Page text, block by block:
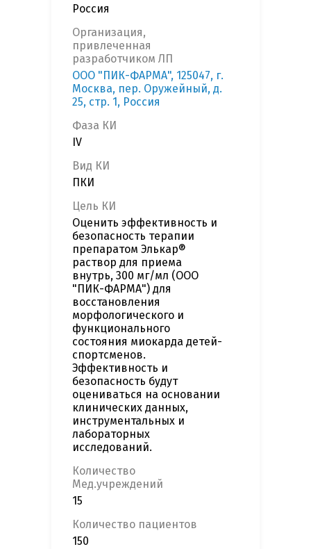
Россия
Организация,
привлеченная
разработчиком ЛП
ООО "ПИК-ФАРМА", 125047, г.
Москва, пер. Оружейный, д.
25, стр. 1, Россия
Фаза КИ
IV
Вид КИ
ПКИ
Цель КИ
Оценить эффективность и
безопасность терапии
препаратом Элькар®
раствор для приема
внутрь, 300 мг/мл (ООО
"ПИК-ФАРМА") для
восстановления
морфологического и
функционального
состояния миокарда детей-
спортсменов.
Эффективность и
безопасность будут
оцениваться на основании
клинических данных,
инструментальных и
лабораторных
исследований.
Количество
Мед.учреждений
15
Количество пациентов
150